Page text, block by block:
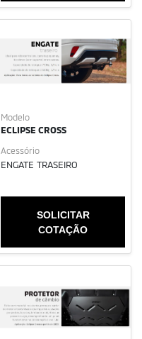
Modelo
ECLIPSE CROSS
Acessório
ENGATE TRASEIRO
SOLICITAR
COTAÇÃO